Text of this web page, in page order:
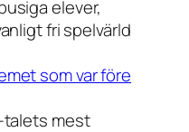
elever,
fri spelvärld
som var före
talets mest